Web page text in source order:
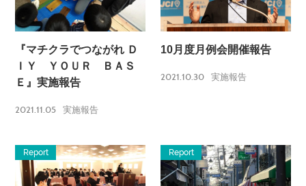
『マチクラでつながれ Ｄ
ＩＹ ＹＯＵＲ ＢＡＳ
Ｅ』実施報告
2021.11.05 実施報告
10月度月例会開催報告
2021.10.30 実施報告
Report Report